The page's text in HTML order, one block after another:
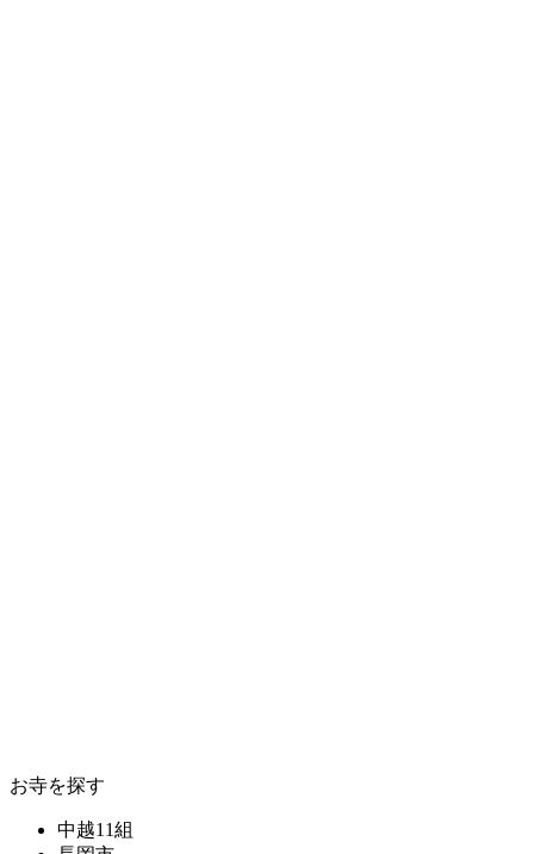
お寺を探す
中越11組